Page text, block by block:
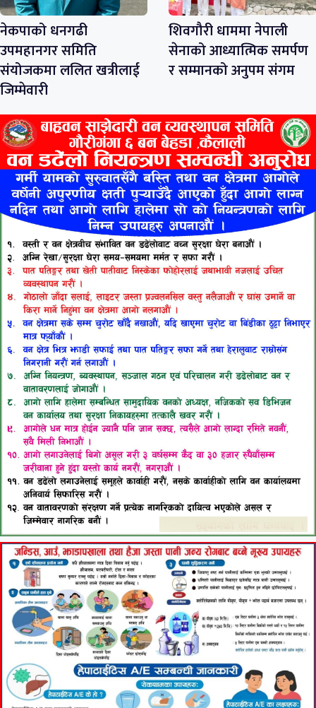
नेकपाको धनगढी
उपमहानगर समिति
संयोजकमा ललित खत्रीलाई
जिम्मेवारी
शिवगौरी धाममा नेपाली
सेनाको आध्यात्मिक समर्पण
र सम्मानको अनुपम संगम